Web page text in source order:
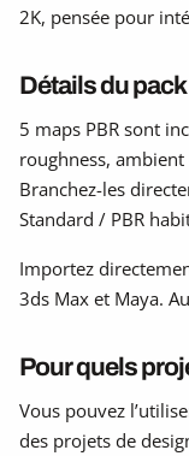
2K, pensée pour
Détails du pack
5 maps PBR sont
roughness,
Branchez-les
Standard / PBR
Importez
3ds Max et Maya.
Pour quels
Vous pouvez
des projets de